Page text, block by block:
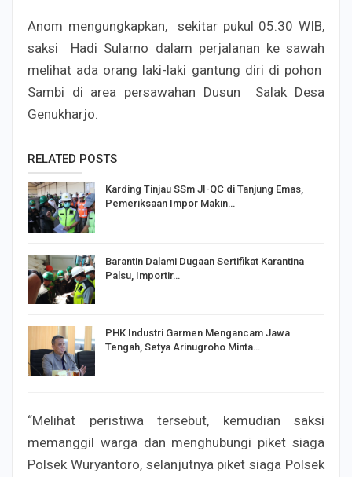
Anom mengungkapkan, sekitar pukul 05.30 WIB,
saksi Hadi Sularno dalam perjalanan ke sawah
melihat ada orang laki-laki gantung diri di pohon
Sambi di area persawahan Dusun Salak Desa
Genukharjo.
RELATED POSTS
Karding Tinjau SSm JI-QC di Tanjung Emas,
Pemeriksaan Impor Makin…
Barantin Dalami Dugaan Sertifikat Karantina
Palsu, Importir…
PHK Industri Garmen Mengancam Jawa
Tengah, Setya Arinugroho Minta…
“Melihat peristiwa tersebut, kemudian saksi
memanggil warga dan menghubungi piket siaga
Polsek Wuryantoro, selanjutnya piket siaga Polsek